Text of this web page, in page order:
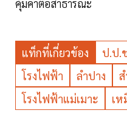
คุ้มค่าต่อสาธารณะ
แท็กที่เกี่ยวข้อง ป.ป.
โรงไฟฟ้า
ลำปาง
โรงไฟฟ้าแม่เมาะ
เห